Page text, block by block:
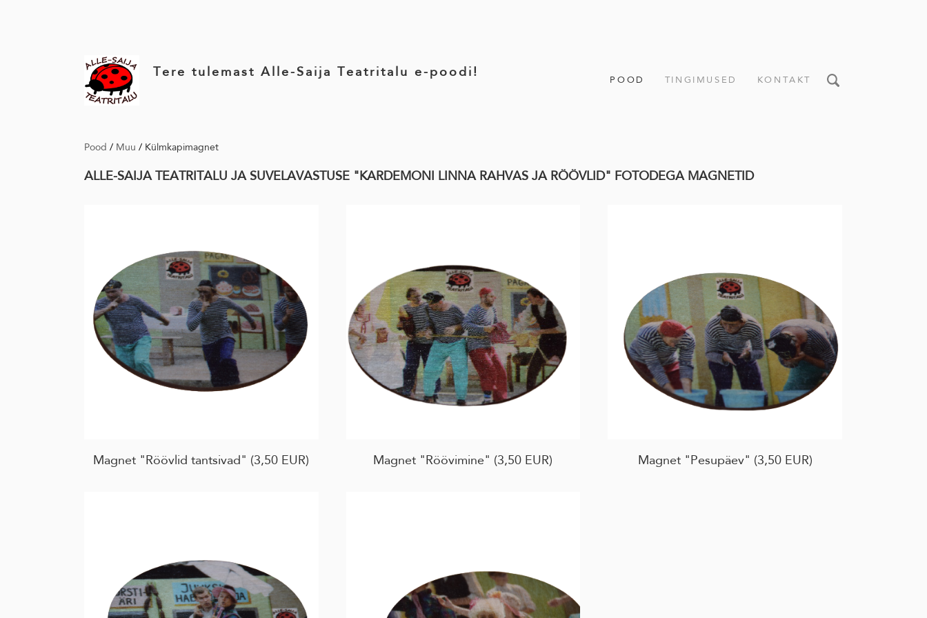
Tere tulemast Alle-Saija Teatritalu e-poodi!
POOD TINGIMUSED KONTAKT
Pood / Muu / Külmkapimagnet
ALLE-SAIJA TEATRITALU JA SUVELAVASTUSE "KARDEMONI LINNA RAHVAS JA RÖÖVLID" FOTODEGA MAGNETID
Magnet "Röövlid tantsivad" (3,50 EUR) Magnet "Röövimine" (3,50 EUR) Magnet "Pesupäev" (3,50 EUR)